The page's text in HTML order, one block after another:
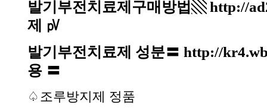
발기부전치료제구매방법▧http://
제 ㎴
발기부전치료제 성분〓 http://
용 〓
♤ 조루방지제 정품